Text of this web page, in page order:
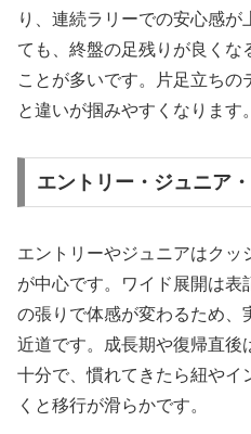
り、連続ラリーでの安心感が
ても、終盤の足残りが良くな
ことが多いです。片足立ちの
と違いが掴みやすくなります。
エントリー・ジュニア
エントリーやジュニアはク
が中心です。ワイド展開は
の張りで体感が変わるため、
近道です。成長期や復帰直後
十分で、慣れてきたら紐やイ
くと移行が滑らかです。